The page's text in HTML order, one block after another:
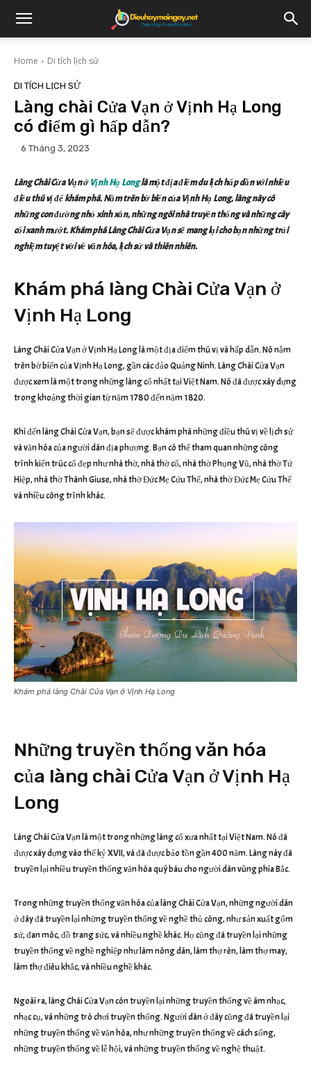
Home Di tích lịch sử
DI TÍCH LỊCH SỬ
Làng chài Cửa Vạn ở Vịnh Hạ Long
có điểm gì hấp dẫn?
6 Tháng 3, 2023
Làng Chài Cửa Vạn ởVịnh Hạ Longlà một địa điểm du lịch hấp dẫn với nhiều
điều thú vị để khám phá. Nằm trên bờ biển của Vịnh Hạ Long, làng này có
những con đường nhỏ xinh xắn, những ngôi nhà truyền thống và những cây
cối xanh mướt. Khám phá Làng Chài Cửa Vạn sẽ mang lại cho bạn những trải
nghiệm tuyệt vời về văn hóa, lịch sử và thiên nhiên.
Khám phá làng Chài Cửa Vạn ở
Vịnh Hạ Long
Làng Chài Cửa Vạn ở Vịnh Hạ Long là một địa điểm thú vị và hấp dẫn. Nó nằm
trên bờ biển của Vịnh Hạ Long, gần các đảo Quảng Ninh. Làng Chài Cửa Vạn
được xem là một trong những làng cổ nhất tại Việt Nam. Nó đã được xây dựng
trong khoảng thời gian từ năm 1780 đến năm 1820.
Khi đến làng Chài Cửa Vạn, bạn sẽ được khám phá những điều thú vị về lịch sử
và văn hóa của người dân địa phương. Bạn có thể tham quan những công
trình kiến trúc cổ đẹp như nhà thờ, nhà thờ cổ, nhà thờ Phụng Vũ, nhà thờ Tứ
Hiệp, nhà thờ Thánh Giuse, nhà thờ Đức Mẹ Cứu Thế, nhà thờ Đức Mẹ Cứu Thế
và nhiều công trình khác.
Khám phá làng Chài Cửa Vạn ở Vịnh Hạ Long
Những truyền thống văn hóa
của làng chài Cửa Vạn ở Vịnh Hạ
Long
Làng Chài Cửa Vạn là một trong những làng cổ xưa nhất tại Việt Nam. Nó đã
được xây dựng vào thế kỷ XVII, và đã được bảo tồn gần 400 năm. Làng này đã
truyền lại nhiều truyền thống văn hóa quý báu cho người dân vùng phía Bắc.
Trong những truyền thống văn hóa của làng Chài Cửa Vạn, những người dân
ở đây đã truyền lại những truyền thống về nghề thủ công, như sản xuất gốm
sứ, đan móc, đồ trang sức, và nhiều nghề khác. Họ cũng đã truyền lại những
truyền thống về nghề nghiệp như làm nông dân, làm thợ rèn, làm thợ may,
làm thợ điêu khắc, và nhiều nghề khác.
Ngoài ra, làng Chài Cửa Vạn còn truyền lại những truyền thống về âm nhạc,
nhạc cụ, và những trò chơi truyền thống. Người dân ở đây cũng đã truyền lại
những truyền thống về văn hóa, như những truyền thống về cách sống,
những truyền thống về lễ hội, và những truyền thống về nghệ thuật.